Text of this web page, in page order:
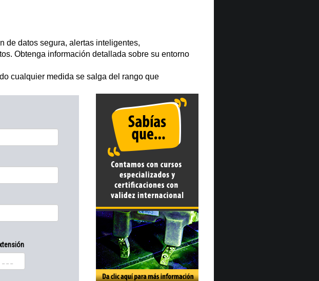
de datos segura, alertas inteligentes,
Obtenga información detallada sobre su entorno
cualquier medida se salga del rango que